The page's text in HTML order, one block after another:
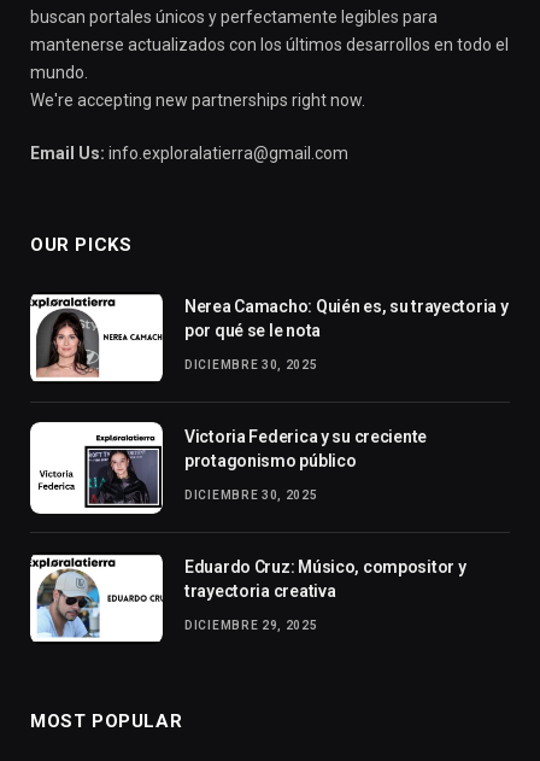
buscan portales únicos y perfectamente legibles para
mantenerse actualizados con los últimos desarrollos en todo el
mundo.
We're accepting new partnerships right now.
Email Us: info.exploralatierra@gmail.com
OUR PICKS
Nerea Camacho: Quién es, su trayectoria y
por qué se le nota
DICIEMBRE 30, 2025
Victoria Federica y su creciente
protagonismo público
DICIEMBRE 30, 2025
Eduardo Cruz: Músico, compositor y
trayectoria creativa
DICIEMBRE 29, 2025
MOST POPULAR